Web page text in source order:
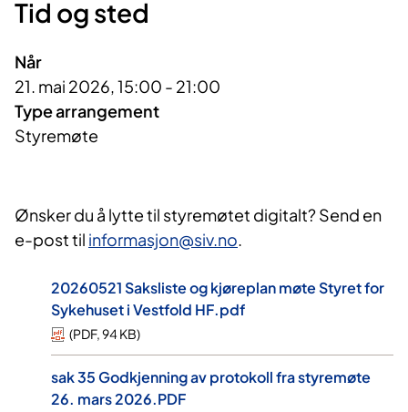
Tid og sted
Når
21. mai 2026, 15:00 - 21:00
Type arrangement
Styremøte
Ønsker du å lytte til styremøtet digitalt? Send en
e-post til informasjon@siv.no.
20260521 Saksliste og kjøreplan møte Styret for
Sykehuset i Vestfold HF.pdf
(PDF,94 KB)
sak 35 Godkjenning av protokoll fra styremøte
26. mars 2026.PDF